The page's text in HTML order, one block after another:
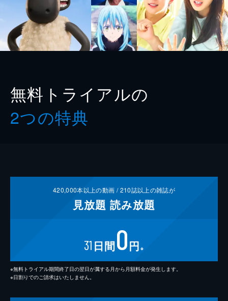
無料トライアルの
2つの特典
420,000本以上の動画 /210誌以上の雑誌が
見放題 読み放題
31 日間0円 ※
※無料トライアル期間終了日の翌日が属する月から月額料金が発生します。
※日割りでのご請求はいたしません。